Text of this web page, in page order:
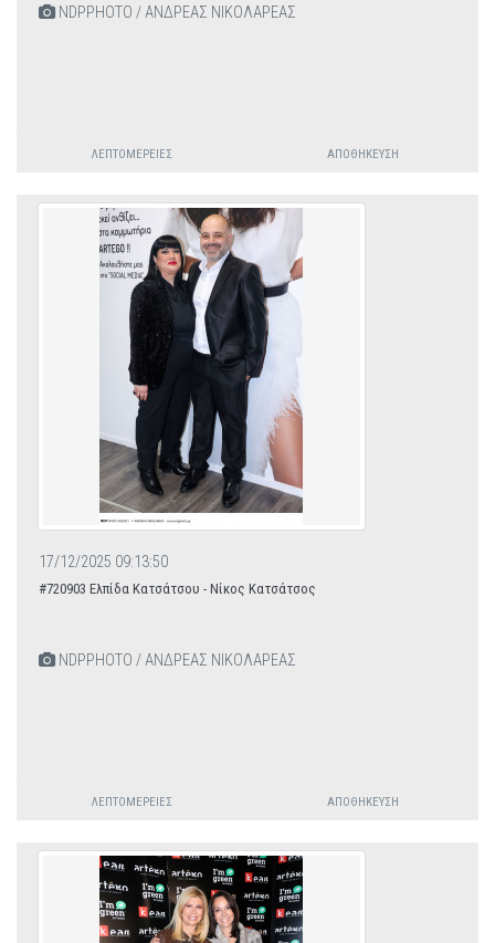
NDPPHOTO / ΑΝΔΡΕΑΣ ΝΙΚΟΛΑΡΕΑΣ
ΛΕΠΤΟΜΈΡΕΙΕΣ ΑΠΟΘΉΚΕΥΣΗ
17/12/2025 09:13:50
#720903 Ελπίδα Κατσάτσου - Νίκος Κατσάτσος
NDPPHOTO / ΑΝΔΡΕΑΣ ΝΙΚΟΛΑΡΕΑΣ
ΛΕΠΤΟΜΈΡΕΙΕΣ ΑΠΟΘΉΚΕΥΣΗ